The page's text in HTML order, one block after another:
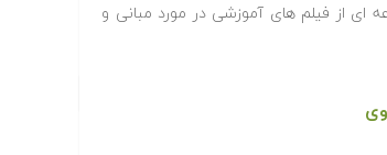
از فیلم های آموزشی در مورد مبانی و